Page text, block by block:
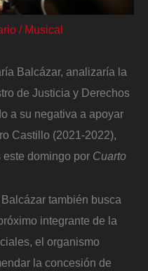
/ Musical
Balcázar, analizaría la
de Justicia y Derechos
a su negativa a apoyar
Castillo (2021-2022),
domingo por Cuarto
también busca
integrante de la
el organismo
la concesión de